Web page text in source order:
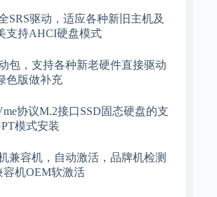
SRS驱动，适应各种新旧主机及
支持AHCI硬盘模式
包，支持各种新老硬件直接驱动
色版做补充
协议M.2接口SSD固态硬盘的支
模式安装
兼容机，自动激活，品牌机检测
容机OEM软激活